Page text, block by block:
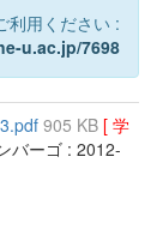
利用ください :
u.ac.jp/7698
905 KB [ 学
バーゴ : 2012-